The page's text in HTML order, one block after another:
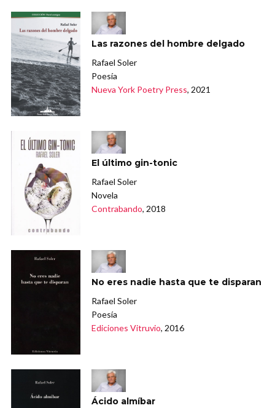
Las razones del hombre delgado
Rafael Soler
Poesía
Nueva York Poetry Press, 2021
El último gin-tonic
Rafael Soler
Novela
Contrabando, 2018
No eres nadie hasta que te disparan
Rafael Soler
Poesía
Ediciones Vitruvio, 2016
Ácido almíbar